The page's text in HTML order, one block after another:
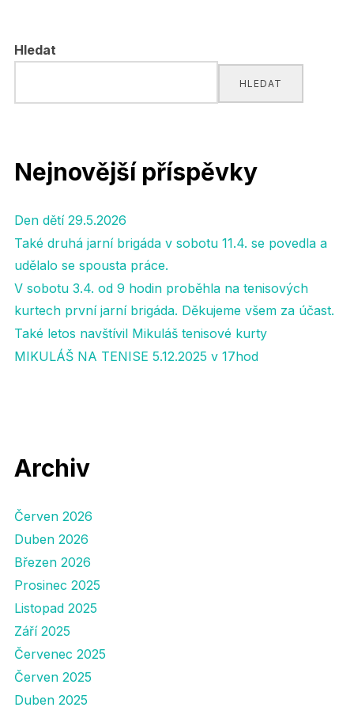
příspěvky
Hledat
HLEDAT
Nejnovější příspěvky
Den dětí 29.5.2026
Také druhá jarní brigáda v sobotu 11.4. se povedla a
udělalo se spousta práce.
V sobotu 3.4. od 9 hodin proběhla na tenisových
kurtech první jarní brigáda. Děkujeme všem za účast.
Také letos navštívil Mikuláš tenisové kurty
MIKULÁŠ NA TENISE 5.12.2025 v 17hod
Archiv
Červen 2026
Duben 2026
Březen 2026
Prosinec 2025
Listopad 2025
Září 2025
Červenec 2025
Červen 2025
Duben 2025